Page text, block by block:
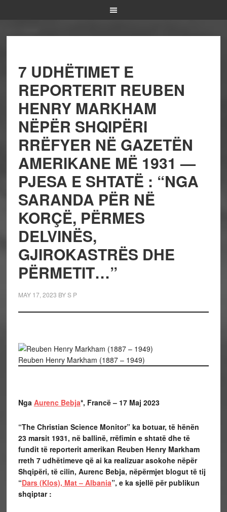
7 UDHËTIMET E
REPORTERIT REUBEN
HENRY MARKHAM
NËPËR SHQIPËRI
RRËFYER NË GAZETËN
AMERIKANE MË 1931 —
PJESA E SHTATË : “NGA
SARANDA PËR NË
KORÇË, PËRMES
DELVINËS,
GJIROKASTRËS DHE
PËRMETIT…”
MAY 17, 2023 BYS P
Reuben Henry Markham (1887 – 1949)
Nga Aurenc Bebja*, Francë – 17 Maj 2023
“The Christian Science Monitor” ka botuar, të hënën
23 marsit 1931, në ballinë, rrëfimin e shtatë dhe të
fundit të reporterit amerikan Reuben Henry Markham
rreth 7 udhëtimeve që ai ka realizuar asokohe nëpër
Shqipëri, të cilin, Aurenc Bebja, nëpërmjet blogut të tij
“Dars (Klos), Mat – Albania”, e ka sjellë për publikun
shqiptar :